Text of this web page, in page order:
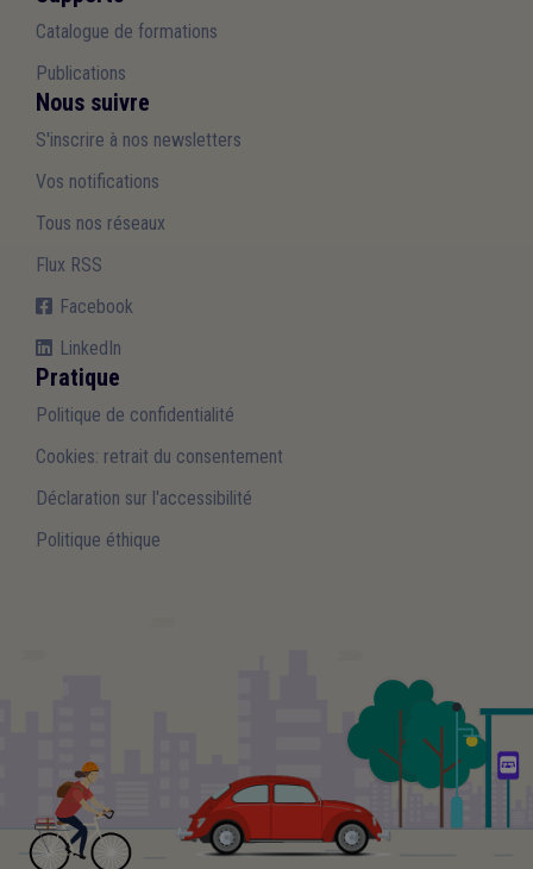
Catalogue de formations
Publications
Nous suivre
S'inscrire à nos newsletters
Vos notifications
Tous nos réseaux
Flux RSS
Facebook
LinkedIn
Pratique
Politique de confidentialité
Cookies: retrait du consentement
Déclaration sur l'accessibilité
Politique éthique